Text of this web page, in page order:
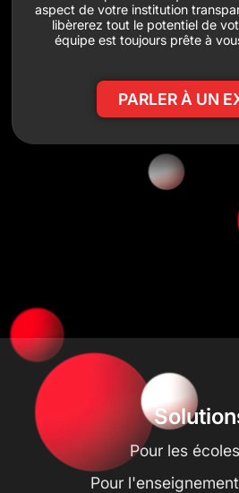
aspect de votre institution
libèrerez tout le potentiel de
équipe est toujours prête à
PARLER À UN
Pour les
Pour